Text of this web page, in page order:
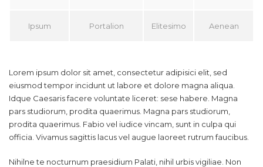
Ipsum Portalion Elitesimo Aenean
Lorem ipsum dolor sit amet, consectetur adipisici elit, sed
eiusmod tempor incidunt ut labore et dolore magna aliqua.
Idque Caesaris facere voluntate liceret: sese habere. Magna
pars studiorum, prodita quaerimus. Magna pars studiorum,
prodita quaerimus. Fabio vel iudice vincam, sunt in culpa qui
officia. Vivamus sagittis lacus vel augue laoreet rutrum faucibus.
Nihilne te nocturnum praesidium Palati, nihil urbis vigiliae. Non